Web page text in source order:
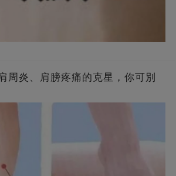
周炎、肩膀疼痛的克星，你可別